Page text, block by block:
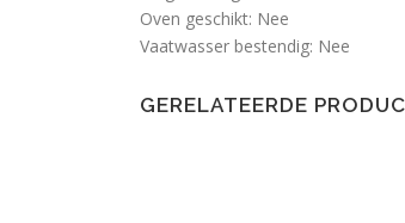
Oven geschikt: Nee
Vaatwasser bestendig: Nee
GERELATEERDE